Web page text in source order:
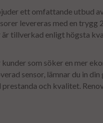
ett omfattande utbud
levereras med en
är tillverkad enligt högsta
kunder som söker en mer
sensor, lämnar du in
prestanda och kvalitet.